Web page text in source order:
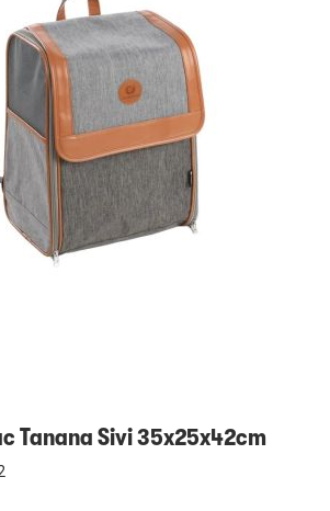
Tanana Sivi 35x25x42cm